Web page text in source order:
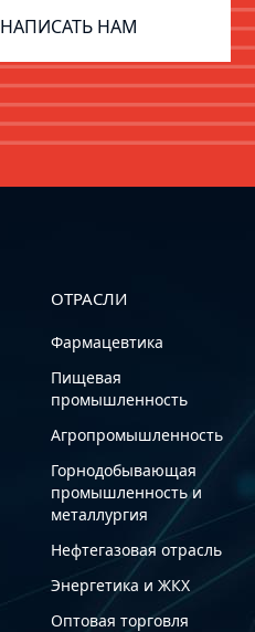
НАПИСАТЬ НАМ
ОТРАСЛИ
Фармацевтика
Пищевая
промышленность
Агропромышленность
Горнодобывающая
промышленность и
металлургия
Нефтегазовая отрасль
Энергетика и ЖКХ
Оптовая торговля